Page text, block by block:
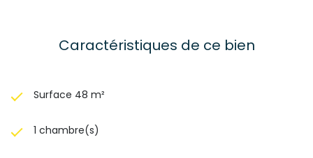
Caractéristiques de ce bien
Surface 48 m²
1 chambre(s)